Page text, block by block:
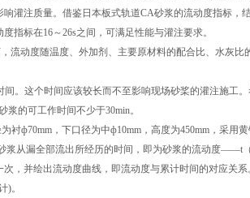
灌注质量。借鉴日本板式轨道CA砂浆的流动度指标，
指标在16～26s之间，可满足性能与灌注要求。
流动度随温度、外加剂、主要原材料的配合比、水灰比
。这个时间应该较长而不至影响现场砂桨的灌注施工
的可工作时间不少于30min。
ф70mm，下口径为中ф10mm，高度为450mm，采用
浆从漏全部流出所经历的时间，即为砂浆的流动度——t
，并绘出流动度曲线，即流动度与累计时间的对应关
)。